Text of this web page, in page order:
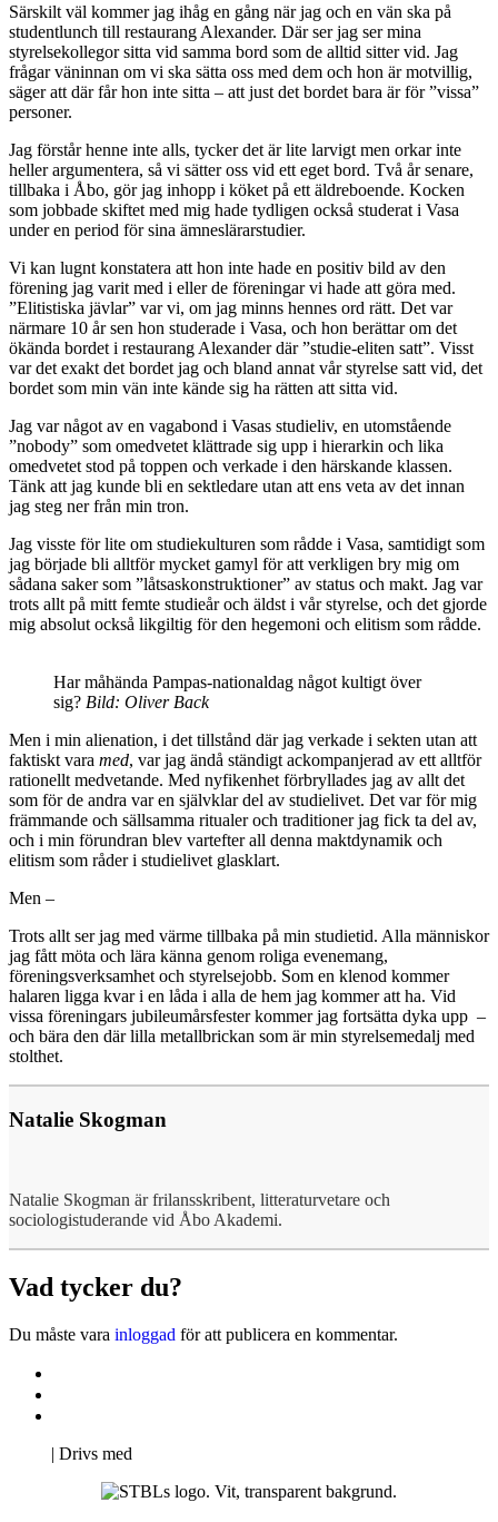
Särskilt väl kommer jag ihåg en gång när jag och en vän ska på
studentlunch till restaurang Alexander. Där ser jag ser mina
styrelsekollegor sitta vid samma bord som de alltid sitter vid. Jag
frågar väninnan om vi ska sätta oss med dem och hon är motvillig,
säger att där får hon inte sitta – att just det bordet bara är för ”vissa”
personer.
Jag förstår henne inte alls, tycker det är lite larvigt men orkar inte
heller argumentera, så vi sätter oss vid ett eget bord. Två år senare,
tillbaka i Åbo, gör jag inhopp i köket på ett äldreboende. Kocken
som jobbade skiftet med mig hade tydligen också studerat i Vasa
under en period för sina ämneslärarstudier.
Vi kan lugnt konstatera att hon inte hade en positiv bild av den
förening jag varit med i eller de föreningar vi hade att göra med.
”Elitistiska jävlar” var vi, om jag minns hennes ord rätt. Det var
närmare 10 år sen hon studerade i Vasa, och hon berättar om det
ökända bordet i restaurang Alexander där ”studie-eliten satt”. Visst
var det exakt det bordet jag och bland annat vår styrelse satt vid, det
bordet som min vän inte kände sig ha rätten att sitta vid.
Jag var något av en vagabond i Vasas studieliv, en utomstående
”nobody” som omedvetet klättrade sig upp i hierarkin och lika
omedvetet stod på toppen och verkade i den härskande klassen.
Tänk att jag kunde bli en sektledare utan att ens veta av det innan
jag steg ner från min tron.
Jag visste för lite om studiekulturen som rådde i Vasa, samtidigt som
jag började bli alltför mycket gamyl för att verkligen bry mig om
sådana saker som ”låtsaskonstruktioner” av status och makt. Jag var
trots allt på mitt femte studieår och äldst i vår styrelse, och det gjorde
mig absolut också likgiltig för den hegemoni och elitism som rådde.
Har måhända Pampas-nationaldag något kultigt över
sig? Bild: Oliver Back
Men i min alienation, i det tillstånd där jag verkade i sekten utan att
faktiskt vara med, var jag ändå ständigt ackompanjerad av ett alltför
rationellt medvetande. Med nyfikenhet förbryllades jag av allt det
som för de andra var en självklar del av studielivet. Det var för mig
främmande och sällsamma ritualer och traditioner jag fick ta del av,
och i min förundran blev vartefter all denna maktdynamik och
elitism som råder i studielivet glasklart.
Men –
Trots allt ser jag med värme tillbaka på min studietid. Alla människor
jag fått möta och lära känna genom roliga evenemang,
föreningsverksamhet och styrelsejobb. Som en klenod kommer
halaren ligga kvar i en låda i alla de hem jag kommer att ha. Vid
vissa föreningars jubileumårsfester kommer jag fortsätta dyka upp –
och bära den där lilla metallbrickan som är min styrelsemedalj med
stolthet.
Natalie Skogman
Natalie Skogman är frilansskribent, litteraturvetare och
sociologistuderande vid Åbo Akademi.
Vad tycker du?
Du måste vara inloggad för att publicera en kommentar.
| Drivs med